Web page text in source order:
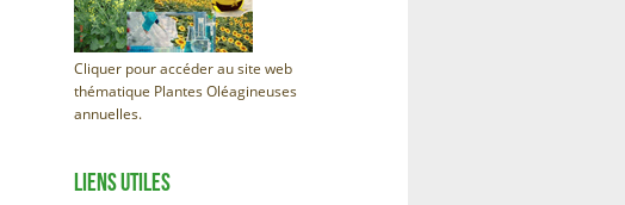
Cliquer pour accéder au site web
thématique Plantes Oléagineuses
annuelles.
LIENS UTILES